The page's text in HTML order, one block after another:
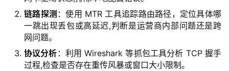
首
产
链路探测 ：使用 MTR 工具追踪路由路径，定位具体哪
一跳出现丢包或高延迟,判断是运营商内部问题还是跨
网问题。
协议分析 ：利用 Wireshark 等抓包工具分析 TCP 握手
过程,检查是否存在重传风暴或窗口大小限制。